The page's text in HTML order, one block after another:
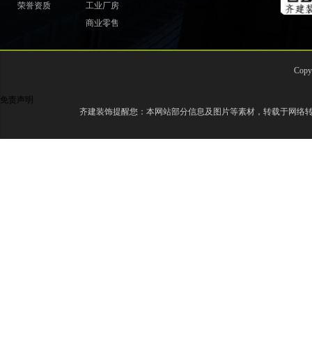
荣誉资质
工业厂房
商业零售
免责声明
齐建装饰提醒您：本网站部分信息及图片等素材，转载于网络